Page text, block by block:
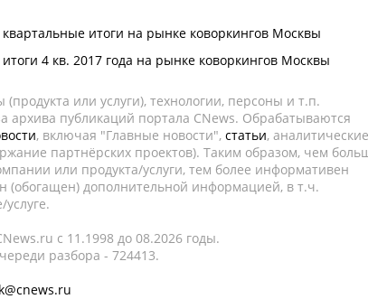
итоги на рынке коворкингов Москвы
4 кв. 2017 года на рынке коворкингов Москвы
или услуги), технологии, персоны и т.п.
архива публикаций портала CNews. Обрабатываются
, включая "Главные новости", статьи, аналитические
партнёрских проектов). Таким образом, чем
или продукта/услуги, тем более информативен
дополнительной информацией, в т.ч.
c 11.1998 до 08.2026 годы.
разбора - 724413.